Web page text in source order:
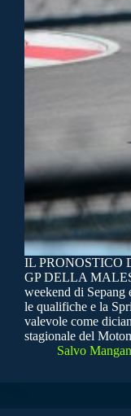
IL PRONOSTICO
GP DELLA
weekend di Sepang
le qualifiche e la
valevole come
stagionale del
Salvo